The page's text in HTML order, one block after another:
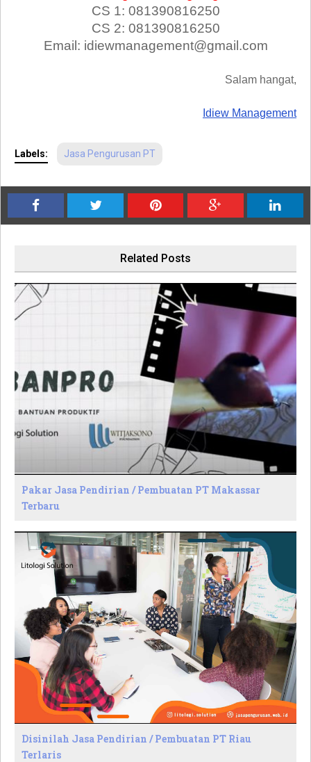
CS 1: 081390816250
CS 2: 081390816250
Email: idiewmanagement@gmail.com
Salam hangat,
Idiew Management
Labels: Jasa Pengurusan PT
Related Posts
Pakar Jasa Pendirian / Pembuatan PT Makassar
Terbaru
Disinilah Jasa Pendirian / Pembuatan PT Riau
Terlaris